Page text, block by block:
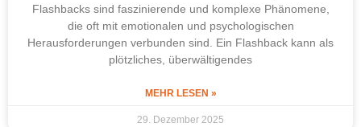
Flashbacks sind faszinierende und komplexe Phänomene,
die oft mit emotionalen und psychologischen
Herausforderungen verbunden sind. Ein Flashback kann als
plötzliches, überwältigendes
MEHR LESEN »
29. Dezember 2025